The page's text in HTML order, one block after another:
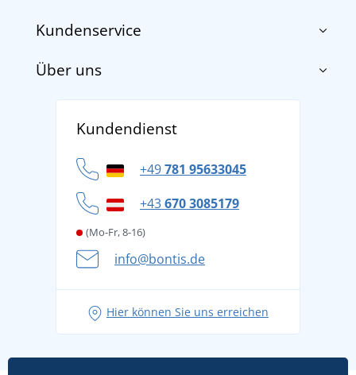
Kundenservice
Impressum
Versand und Zahlung
Datenschutz
Cookie-Richtlinie
Über uns
Für Unternehmen und Organisationen
Kundendienst
+49781 95633045
+43670 3085179
(Mo-Fr, 8-16)
info@bontis.de
Hier können Sie uns erreichen